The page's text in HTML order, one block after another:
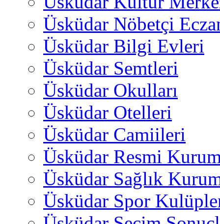
Üsküdar Nöbetçi
Üsküdar Bilgi Evleri
Üsküdar Semtleri
Üsküdar Okulları
Üsküdar Otelleri
Üsküdar Camiileri
Üsküdar Resmi
Üsküdar Sağlık
Üsküdar Spor